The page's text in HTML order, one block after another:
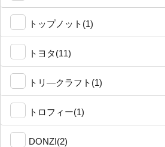
トップノット(1)
トヨタ(11)
トリ―クラフト(1)
トロフィー(1)
DONZI(2)